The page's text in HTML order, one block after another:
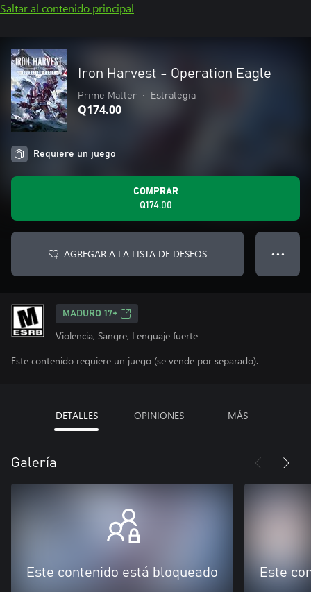
Saltar al contenido principal
Iron Harvest - Operation Eagle
Prime Matter • Estrategia
Q174.00
Requiere un juego
COMPRAR
Q174.00
AGREGAR A LA LISTA DE DESEOS ● ● ●
MADURO 17+
Violencia, Sangre, Lenguaje fuerte
Este contenido requiere un juego (se vende por separado).
DETALLES OPINIONES MÁS
Galería
Este contenido está bloqueado Este